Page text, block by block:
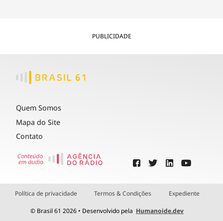
PUBLICIDADE
Quem Somos
Mapa do Site
Contato
Política de privacidade Termos & Condições Expediente
© Brasil 61 2026 • Desenvolvido pela Humanoide.dev